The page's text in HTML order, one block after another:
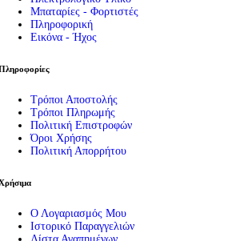
Ηλεκτρικά Εργαλεία
Φακοί
Μπαταρίες - Φορτιστές
Πληροφορική
Εικόνα - Ήχος
Τρόποι Αποστολής
Τρόποι Πληρωμής
Πολιτική Επιστροφών
Όροι Χρήσης
Πολιτική Απορρήτου
Ο Λογαριασμός Μου
Ιστορικό Παραγγελιών